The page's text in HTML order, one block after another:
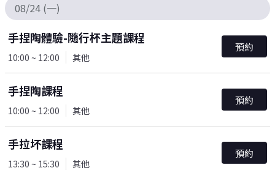
08/24 (一)
手捏陶體驗-隨行杯主題課程
10:00 ~ 12:00 其他
預約
手捏陶課程
10:00 ~ 12:00 其他
預約
手拉坏課程
13:30 ~ 15:30 其他
預約